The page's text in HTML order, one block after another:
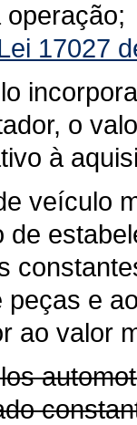
17027
o
à
veículo
de
peças e
ao valor